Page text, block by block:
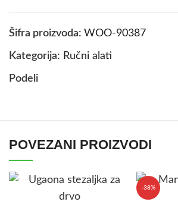
Šifra proizvoda: WOO-90387
Kategorija: Ručni alati
Podeli
POVEZANI PROIZVODI
-38%